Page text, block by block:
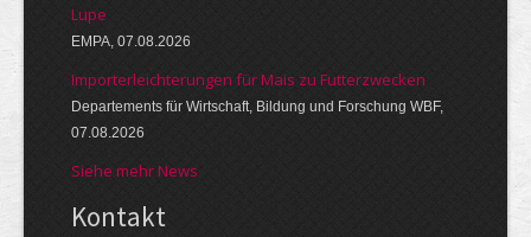
Lupe
EMPA, 07.08.2026
Importerleichterungen für Mais zu Futterzwecken
Departements für Wirtschaft, Bildung und Forschung WBF,
07.08.2026
Siehe mehr News
Kontakt